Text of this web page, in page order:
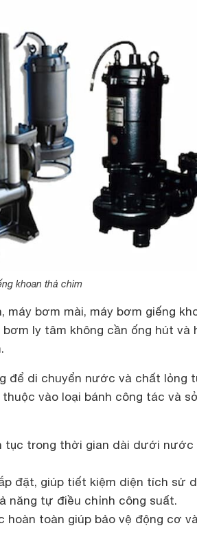
khoan thả chìm
máy bơm mài, máy bơm giếng
ly tâm không cần ống hút và
để di chuyển nước và chất lỏng
vào loại bánh công tác và
tục trong thời gian dài dưới nước
đặt, giúp tiết kiệm diện tích sử
năng tự điều chỉnh công suất.
hoàn toàn giúp bảo vệ động cơ